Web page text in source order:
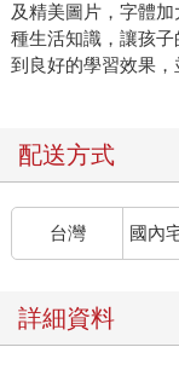
及精美圖片，字體
種生活知識，讓孩
到良好的學習效果，
配送方式
台灣 國內
詳細資料